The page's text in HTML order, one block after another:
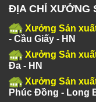
ĐỊA CHỈ XƯỞNG
Xưởng Sản
- Cầu Giấy - HN
Xưởng Sản
Đa - HN
Xưởng Sản
Phúc Đồng - Long